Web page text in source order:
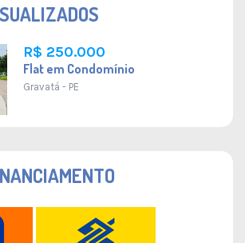
R$ 250.000
Flat em Condomínio
Gravatá - PE